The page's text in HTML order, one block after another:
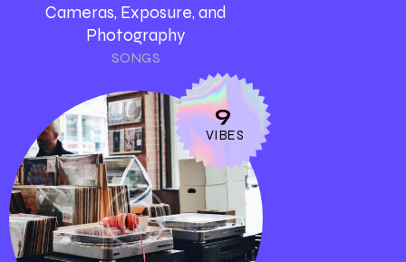
Cameras, Exposure, and
Photography
SONGS
9
VIBES